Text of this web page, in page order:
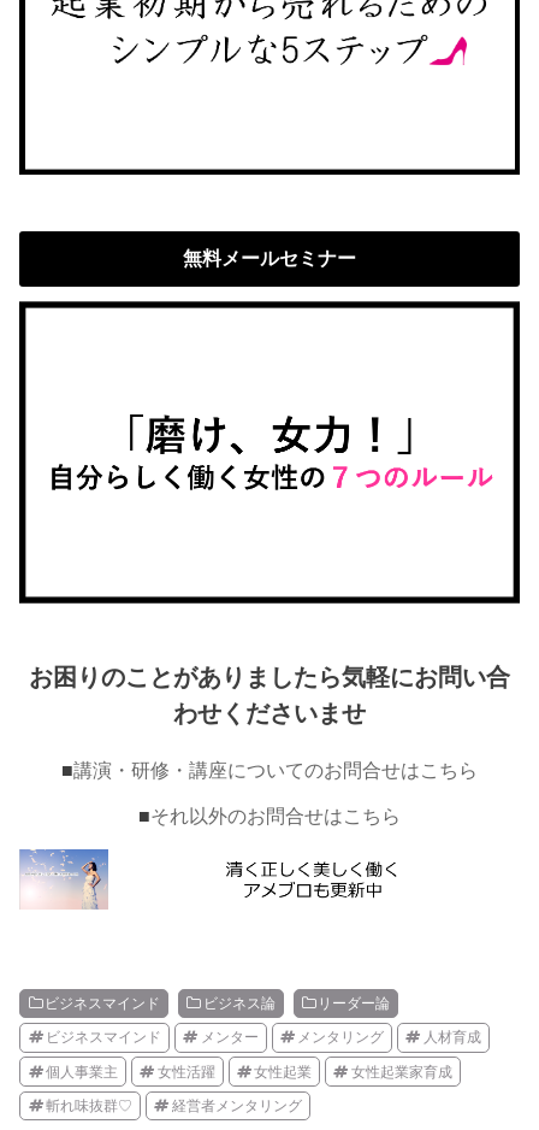
無料メールセミナー
お困りのことがありましたら気軽にお問い合
わせくださいませ
■講演・研修・講座についてのお問合せはこちら
■それ以外のお問合せはこちら
ビジネスマインド ビジネス論 リーダー論
ビジネスマインド メンター メンタリング 人材育成
個人事業主 女性活躍 女性起業 女性起業家育成
斬れ味抜群♡ 経営者メンタリング